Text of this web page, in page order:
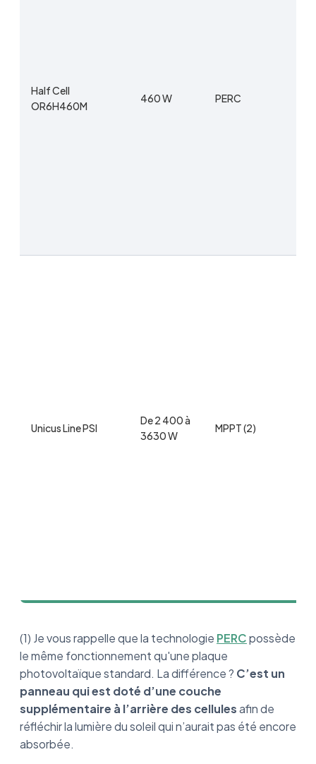
Half Cell
OR6H460M
460 W PERC
Unicus Line PSI
De 2 400 à
3630 W
MPPT (2)
(1) Je vous rappelle que la technologie PERCpossède
le même fonctionnement qu'une plaque
photovoltaïque standard. La différence ? C’est un
panneau qui est doté d’une couche
supplémentaire à l’arrière des cellulesafin de
réfléchir la lumière du soleil qui n’aurait pas été encore
absorbée.